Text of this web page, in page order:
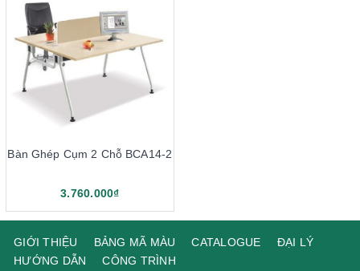
Bàn Ghép Cụm 2 Chỗ BCA14-2
3.760.000₫
GIỚI THIỆU BẢNG MÃ MÀU CATALOGUE
ĐẠI LÝ
HƯỚNG DẪN
CÔNG TRÌNH